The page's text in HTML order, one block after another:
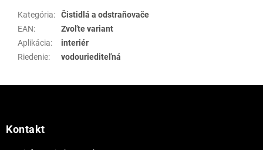
Kategória:
Čistidlá a odstraňovače
EAN:
Zvoľte variant
Aplikácia:
interiér
Riedenie: vodouriediteľná
Kontakt